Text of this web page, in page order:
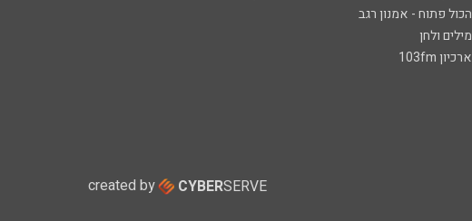
הכול פתוח - אמנון רגב
מילים ולחן
ארכיון 103fm
created by CYBERSERVE